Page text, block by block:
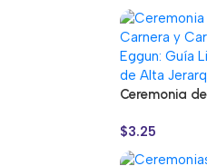
Ceremonia
$3.25